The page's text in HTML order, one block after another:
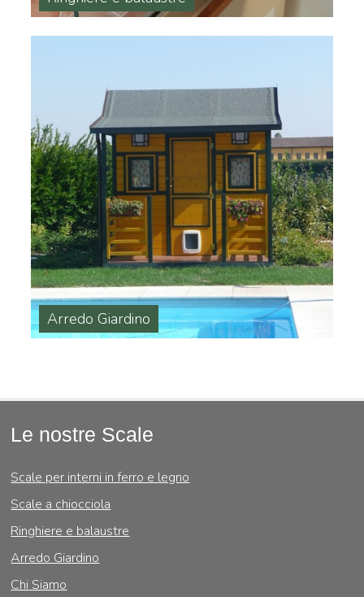
Arredo Giardino
Le nostre Scale
Scale per interni in ferro e legno
Scale a chiocciola
Ringhiere e balaustre
Arredo Giardino
Chi Siamo